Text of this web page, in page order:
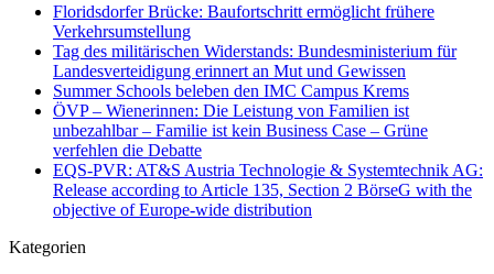
Floridsdorfer Brücke: Baufortschritt ermöglicht frühere
Verkehrsumstellung
Tag des militärischen Widerstands: Bundesministerium für
Landesverteidigung erinnert an Mut und Gewissen
Summer Schools beleben den IMC Campus Krems
ÖVP – Wienerinnen: Die Leistung von Familien ist
unbezahlbar – Familie ist kein Business Case – Grüne
verfehlen die Debatte
EQS-PVR: AT&S Austria Technologie & Systemtechnik AG:
Release according to Article 135, Section 2 BörseG with the
objective of Europe-wide distribution
Kategorien